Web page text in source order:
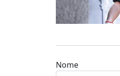
Nome